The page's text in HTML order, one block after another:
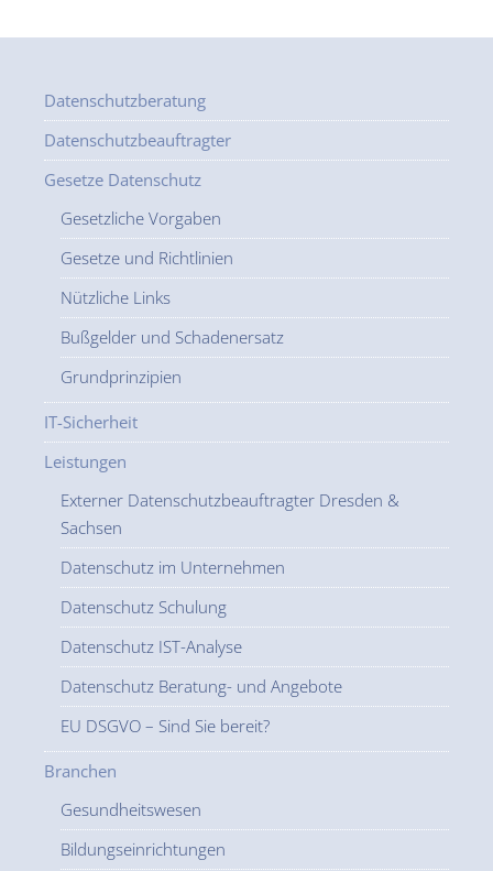
Datenschutzberatung
Datenschutzbeauftragter
Gesetze Datenschutz
Gesetzliche Vorgaben
Gesetze und Richtlinien
Nützliche Links
Bußgelder und Schadenersatz
Grundprinzipien
IT-Sicherheit
Leistungen
Externer Datenschutzbeauftragter Dresden &
Sachsen
Datenschutz im Unternehmen
Datenschutz Schulung
Datenschutz IST-Analyse
Datenschutz Beratung- und Angebote
EU DSGVO – Sind Sie bereit?
Branchen
Gesundheitswesen
Bildungseinrichtungen